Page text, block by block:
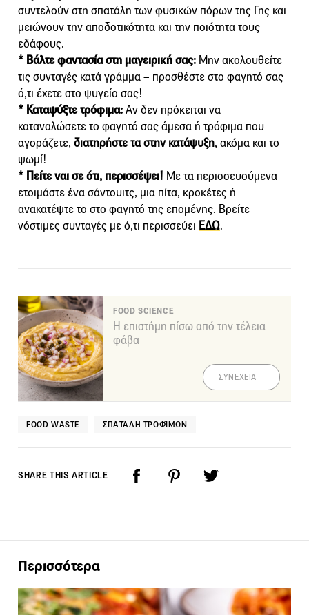
συντελούν στη σπατάλη των φυσικών πόρων της Γης και
μειώνουν την αποδοτικότητα και την ποιότητα τους
εδάφους.
* Βάλτε φαντασία στη μαγειρική σας: Μην ακολουθείτε
τις συνταγές κατά γράμμα – προσθέστε στο φαγητό σας
ό,τι έχετε στο ψυγείο σας!
* Καταψύξτε τρόφιμα:Αν δεν πρόκειται να
καταναλώσετε το φαγητό σας άμεσα ή τρόφιμα που
αγοράζετε, διατηρήστε τα στην κατάψυξη, ακόμα και το
ψωμί!
* Πείτε ναι σε ότι, περισσέψει! Με τα περισσευούμενα
ετοιμάστε ένα σάντουιτς, μια πίτα, κροκέτες ή
ανακατέψτε το στο φαγητό της επομένης. Βρείτε
νόστιμες συνταγές με ό,τι περισσεύει ΕΔΩ.
FOOD SCIENCE
Η επιστήμη πίσω από την τέλεια
φάβα
ΣΥΝΕΧΕΙΑ
FOOD WASTE ΣΠΑΤΆΛΗ ΤΡΟΦΊΜΩΝ
SHARE THIS ARTICLE
Περισσότερα